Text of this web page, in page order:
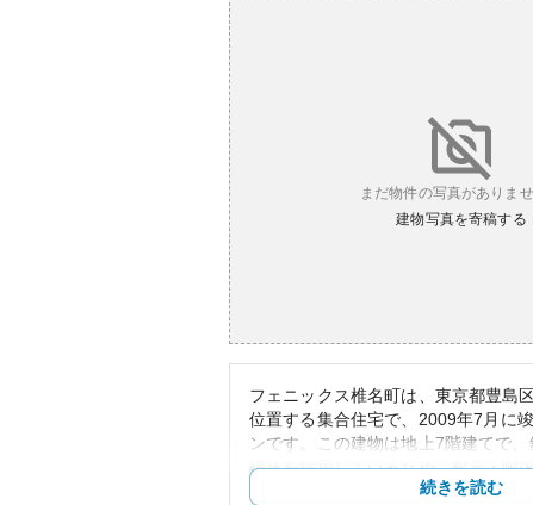
まだ物件の写真がありませ
建物写真を寄稿する
フェニックス椎名町は、東京都豊島
位置する集合住宅で、2009年7月に
ンです。この建物は地上7階建てで、
構造を採用しているため、耐震・耐
す。これにより居住安全性が高く、
続きを読む